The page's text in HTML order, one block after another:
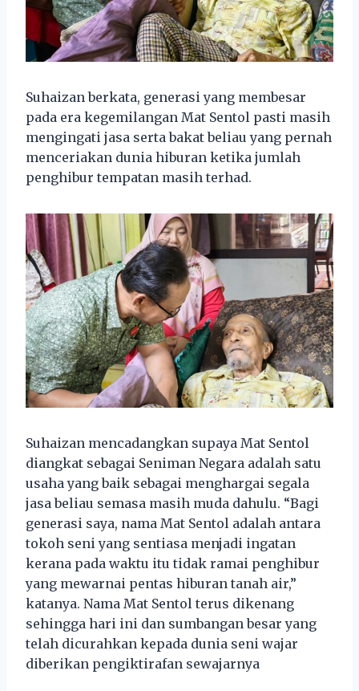
Suhaizan berkata, generasi yang membesar
pada era kegemilangan Mat Sentol pasti masih
mengingati jasa serta bakat beliau yang pernah
menceriakan dunia hiburan ketika jumlah
penghibur tempatan masih terhad.
Suhaizan mencadangkan supaya Mat Sentol
diangkat sebagai Seniman Negara adalah satu
usaha yang baik sebagai menghargai segala
jasa beliau semasa masih muda dahulu. “Bagi
generasi saya, nama Mat Sentol adalah antara
tokoh seni yang sentiasa menjadi ingatan
kerana pada waktu itu tidak ramai penghibur
yang mewarnai pentas hiburan tanah air,”
katanya. Nama Mat Sentol terus dikenang
sehingga hari ini dan sumbangan besar yang
telah dicurahkan kepada dunia seni wajar
diberikan pengiktirafan sewajarnya